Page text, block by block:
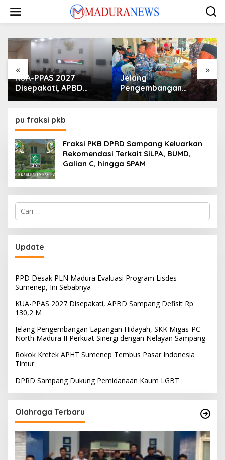
konten
« »
KUA-PPAS 2027
Disepakati, APBD
Sampang Defisit Rp
Jelang
Pengembangan
Lapangan Hidayah,
Nelayan Sampang
pu fraksi pkb
Fraksi PKB DPRD Sampang Keluarkan
Rekomendasi Terkait SiLPA, BUMD,
Galian C, hingga SPAM
Cari
untuk:
Update
PPD Desak PLN Madura Evaluasi Program Lisdes
Sumenep, Ini Sebabnya
KUA-PPAS 2027 Disepakati, APBD Sampang Defisit Rp
130,2 M
Jelang Pengembangan Lapangan Hidayah, SKK Migas-PC
North Madura II Perkuat Sinergi dengan Nelayan Sampang
Rokok Kretek APHT Sumenep Tembus Pasar Indonesia
Timur
DPRD Sampang Dukung Pemidanaan Kaum LGBT
Olahraga Terbaru